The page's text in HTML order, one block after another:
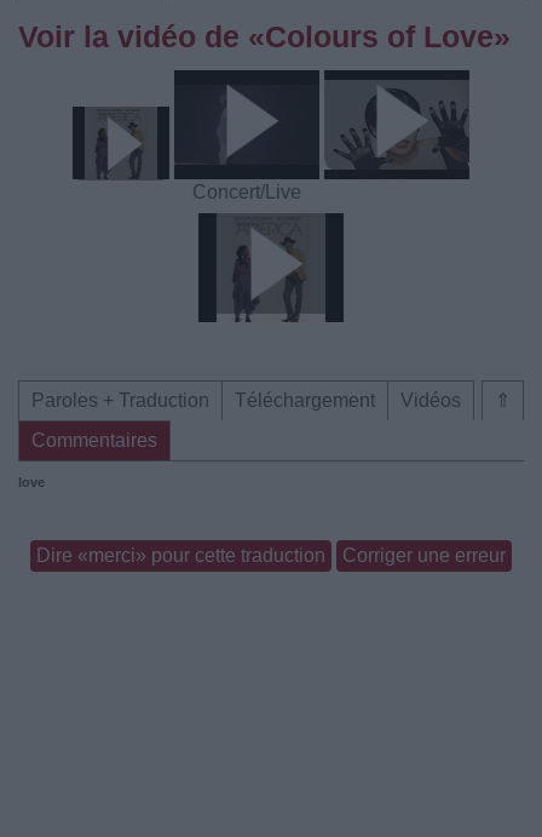
Voir la vidéo de «Colours of Love»
Concert/Live
⇑
Paroles + Traduction Téléchargement
Vidéos
Commentaires
love
Dire «merci» pour cette traduction Corriger une erreur